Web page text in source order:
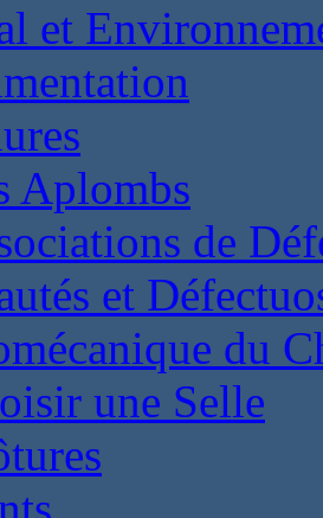
et
Aplombs
de
et
du
une Selle